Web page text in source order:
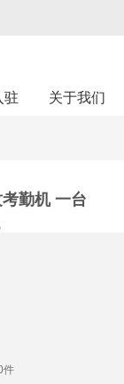
驻 关于我们
勤机 一台
件